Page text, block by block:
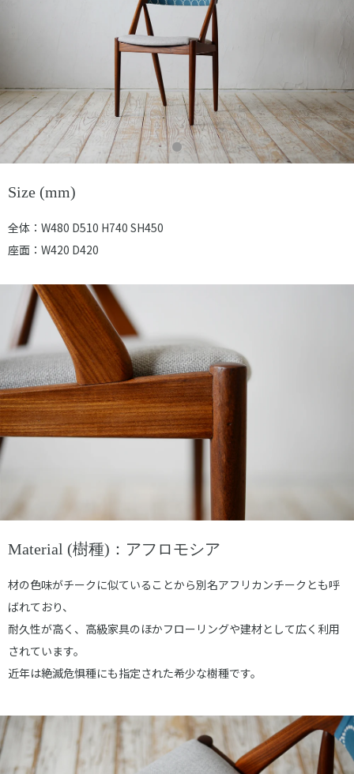
Size (mm)
全体：W480 D510 H740 SH450
座面：W420 D420
Material (樹種)：アフロモシア
材の色味がチークに似ていることから別名アフリカンチークとも呼
ばれており、
耐久性が高く、高級家具のほかフローリングや建材として広く利用
されています。
近年は絶滅危惧種にも指定された希少な樹種です。